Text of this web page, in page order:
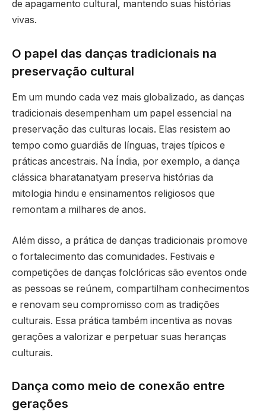
de apagamento cultural, mantendo suas histórias
vivas.
O papel das danças tradicionais na
preservação cultural
Em um mundo cada vez mais globalizado, as danças
tradicionais desempenham um papel essencial na
preservação das culturas locais. Elas resistem ao
tempo como guardiãs de línguas, trajes típicos e
práticas ancestrais. Na Índia, por exemplo, a dança
clássica bharatanatyam preserva histórias da
mitologia hindu e ensinamentos religiosos que
remontam a milhares de anos.
Além disso, a prática de danças tradicionais promove
o fortalecimento das comunidades. Festivais e
competições de danças folclóricas são eventos onde
as pessoas se reúnem, compartilham conhecimentos
e renovam seu compromisso com as tradições
culturais. Essa prática também incentiva as novas
gerações a valorizar e perpetuar suas heranças
culturais.
Dança como meio de conexão entre
gerações